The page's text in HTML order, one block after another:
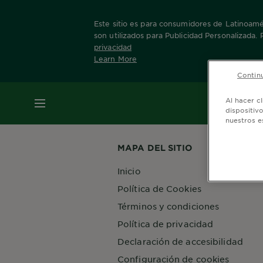
Este sitio es para consumidores de
son utilizados para Publicidad
privacidad
Learn More
MENÚ
Home Nuestras Marcas
MAPA DEL SITIO
Inicio
Política de Cookies
Términos y condiciones
Política de privacidad
Declaración de accesibilidad
Configuración de cookies
Al hacer
nuestros